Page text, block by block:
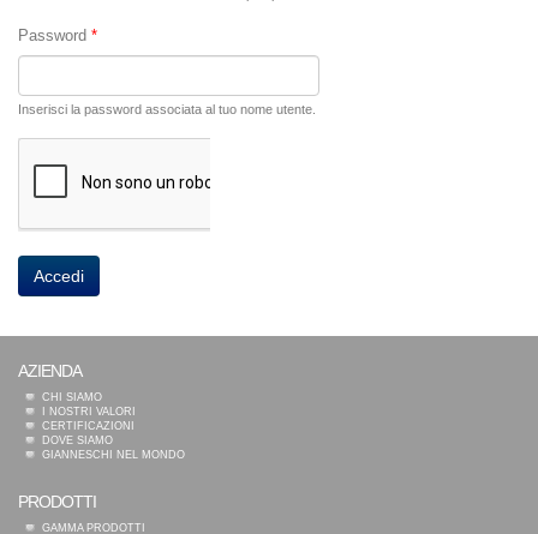
Password *
Inserisci la password associata al tuo nome utente.
AZIENDA
CHI SIAMO
I NOSTRI VALORI
CERTIFICAZIONI
DOVE SIAMO
GIANNESCHI NEL MONDO
PRODOTTI
GAMMA PRODOTTI